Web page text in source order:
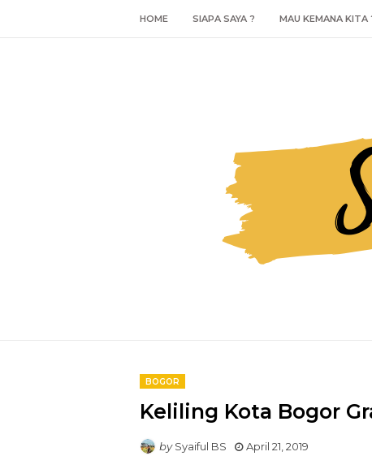
HOME SIAPA SAYA ? MAU KEMANA KITA
BOGOR
Keliling Kota Bogor
by Syaiful BS April 21, 2019